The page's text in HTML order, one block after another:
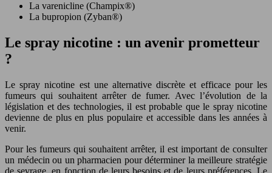
La varenicline (Champix®)
La bupropion (Zyban®)
Le spray nicotine : un avenir prometteur
?
Le spray nicotine est une alternative discrète et efficace pour les
fumeurs qui souhaitent arrêter de fumer. Avec l’évolution de la
législation et des technologies, il est probable que le spray nicotine
devienne de plus en plus populaire et accessible dans les années à
venir.
Pour les fumeurs qui souhaitent arrêter, il est important de consulter
un médecin ou un pharmacien pour déterminer la meilleure stratégie